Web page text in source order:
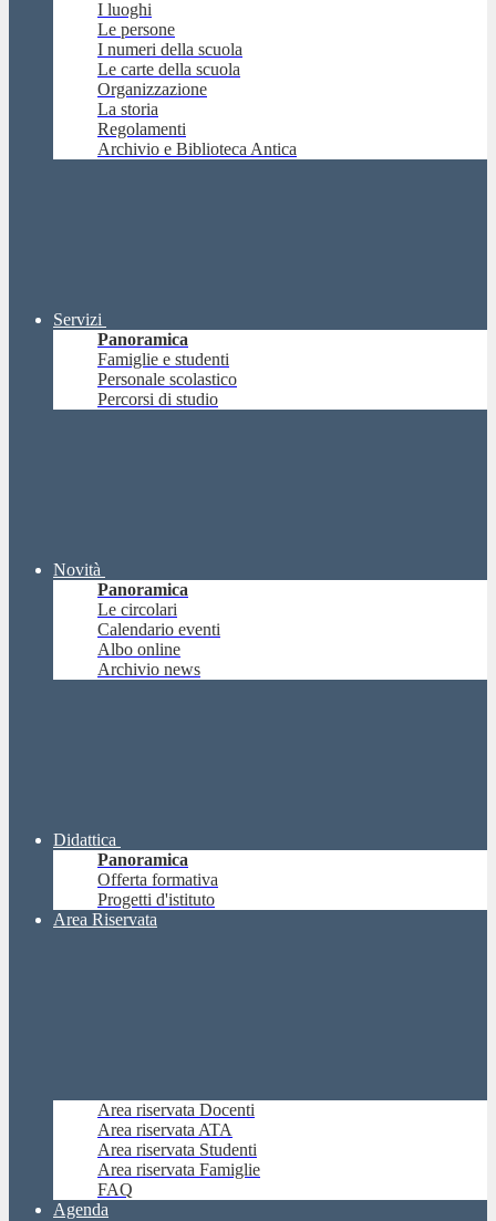
I luoghi
Le persone
I numeri della scuola
Le carte della scuola
Organizzazione
La storia
Regolamenti
Archivio e Biblioteca Antica
Servizi
Panoramica
Famiglie e studenti
Personale scolastico
Percorsi di studio
Novità
Panoramica
Le circolari
Calendario eventi
Albo online
Archivio news
Didattica
Panoramica
Offerta formativa
Progetti d'istituto
Area Riservata
Area riservata Docenti
Area riservata ATA
Area riservata Studenti
Area riservata Famiglie
FAQ
Agenda